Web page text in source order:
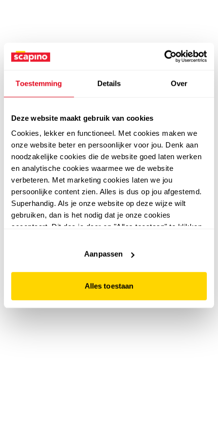
Toestemming Details Over
Deze website maakt gebruik van cookies
Cookies, lekker en functioneel. Met cookies maken we
onze website beter en persoonlijker voor jou. Denk aan
noodzakelijke cookies die de website goed laten werken
en analytische cookies waarmee we de website
verbeteren. Met marketing cookies laten we jou
persoonlijke content zien. Alles is dus op jou afgestemd.
Superhandig. Als je onze website op deze wijze wilt
gebruiken, dan is het nodig dat je onze cookies
accepteert. Dit doe je door op "Alles toestaan" te klikken.
website niet optimaal functioneert.
Aanpassen
Alles toestaan